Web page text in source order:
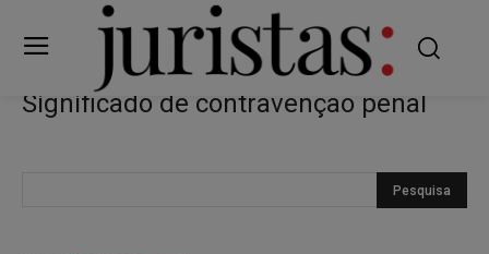
Significado de contravenção penal